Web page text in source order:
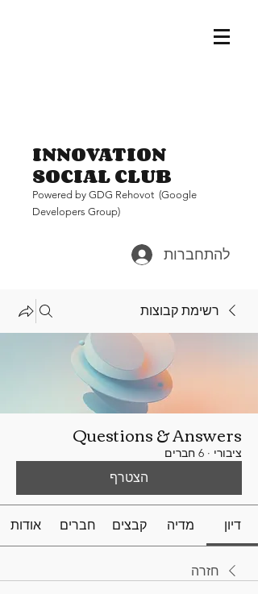
INNOVATION
SOCIAL CLUB
Powered by GDG Rehovot (Google
Developers Group)
להתחברות
רשימת קבוצות
Questions & Answers
ציבורי · 6 חברים
הצטרף
דיון מדיה קבצים חברים אודות
חזרה